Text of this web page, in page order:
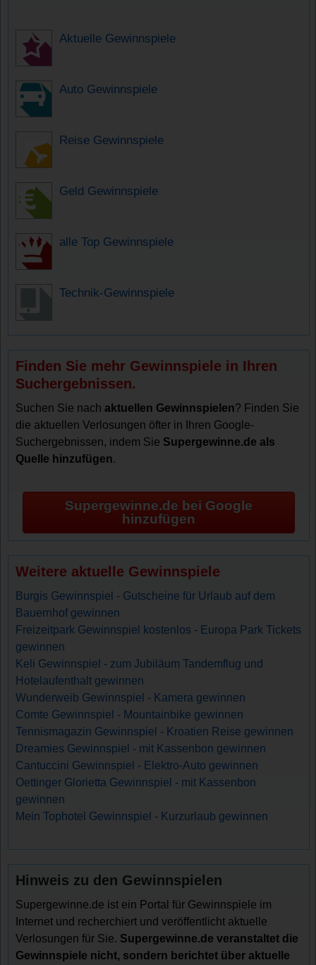
Aktuelle Gewinnspiele
Auto Gewinnspiele
Reise Gewinnspiele
Geld Gewinnspiele
alle Top Gewinnspiele
Technik-Gewinnspiele
Finden Sie mehr Gewinnspiele in Ihren
Suchergebnissen.
Suchen Sie nachaktuellen Gewinnspielen? Finden Sie
die aktuellen Verlosungen öfter in Ihren Google-
Suchergebnissen, indem Sie Supergewinne.de als
Quelle hinzufügen.
Supergewinne.de bei Google
hinzufügen
Weitere aktuelle Gewinnspiele
Burgis Gewinnspiel - Gutscheine für Urlaub auf dem
Bauernhof gewinnen
Freizeitpark Gewinnspiel kostenlos - Europa Park Tickets
gewinnen
Keli Gewinnspiel - zum Jubiläum Tandemflug und
Hotelaufenthalt gewinnen
Wunderweib Gewinnspiel - Kamera gewinnen
Comte Gewinnspiel - Mountainbike gewinnen
Tennismagazin Gewinnspiel - Kroatien Reise gewinnen
Dreamies Gewinnspiel - mit Kassenbon gewinnen
Cantuccini Gewinnspiel - Elektro-Auto gewinnen
Oettinger Glorietta Gewinnspiel - mit Kassenbon
gewinnen
Mein Tophotel Gewinnspiel - Kurzurlaub gewinnen
Hinweis zu den Gewinnspielen
Supergewinne.de ist ein Portal für Gewinnspiele im
Internet und recherchiert und veröffentlicht aktuelle
Verlosungen für Sie. Supergewinne.de veranstaltet die
Gewinnspiele nicht, sondern berichtet über aktuelle